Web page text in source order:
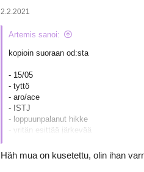
k
o
:
2.2.2021
Artemis sanoi:
kopioin suoraan od:sta
- 15/05
- tyttö
- aro/ace
- ISTJ
- loppuunpalanut hikke
- yritän esittää järkevää
- raivoateisti
- täysi weeb (ei, en osaa pitää
Häh mua on kusetettu, olin ihan